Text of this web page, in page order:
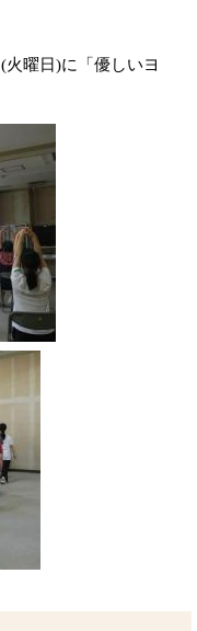
曜日)に「優しいヨ